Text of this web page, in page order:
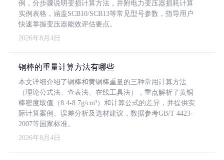
例，分步骤说明变损计算方法，并附电力变压器损耗计算
实例表格，涵盖SCB10/SCB13等常见型号参数，指导用户
快速掌握变压器能效评估要点。
2026年8月4日
铜棒的重量计算方法有哪些
本文详细介绍了铜棒和黄铜棒重量的三种常用计算方法
（理论公式法、查表法、在线工具法），重点解析了黄铜
棒密度取值（8.4-8.7g/cm³）和计算公式的差异，并提供实
际计算案例、误差分析及选材建议，数据参考GB/T 4423-
2007等国家标准。
2026年8月4日